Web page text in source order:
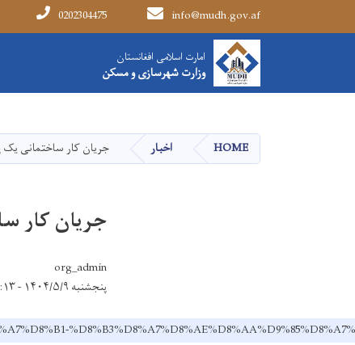
امارت اسلامی افغانستان
وزارت شهرسازی و مسکن
info@mudh.gov.af
0202304475
Main navigation
امارت اسلامی افغانستان
وزارت شهرسازی و مسکن
HOME اخبار جریان کار ساختمانی یک
جریان کار
org_admin
پنجشنبه ۱۴۰۴/۵/۹ - ۹:۱۳